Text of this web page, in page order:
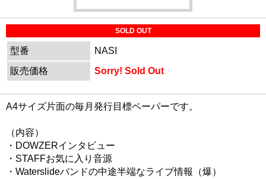
SOLD OUT
型番
NASI
販売価格
Sorry! Sold Out
A4サイズ片面の毎月発行目標ペーパーです。
（内容）
・DOWZERインタビュー
・STAFFお気に入り音源
・Waterslideバンドの中途半端なライブ情報（爆）